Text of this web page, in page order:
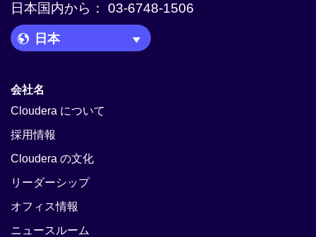
日本国内から： 03-6748-1506
Language Picker
会社名
Cloudera について
採用情報
Cloudera の文化
リーダーシップ
オフィス情報
ニュースルーム